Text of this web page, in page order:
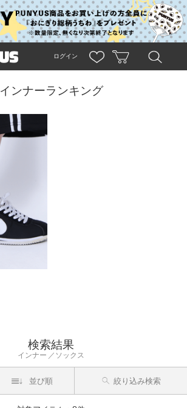
ログイン
インナーランキング
検索結果
インナー ソックス
並び順 絞り込み検索